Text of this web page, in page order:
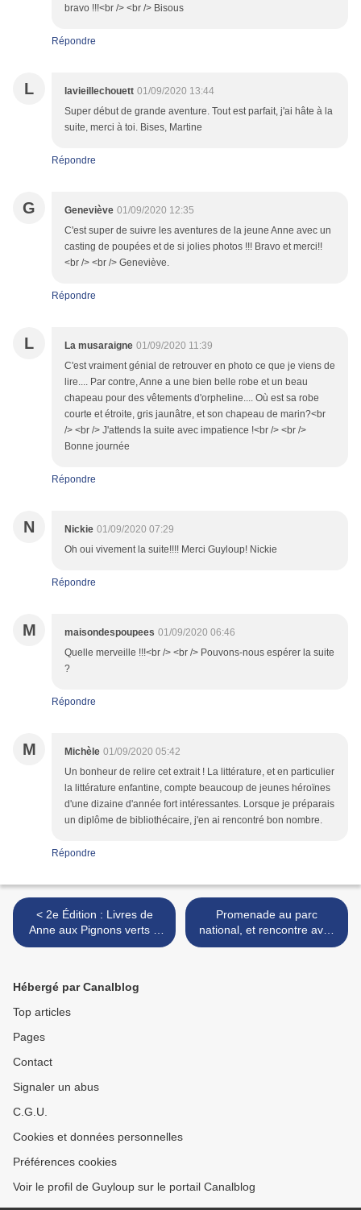
bravo !!!<br /> <br /> Bisous
Répondre
L lavieillechouett 01/09/2020 13:44
Super début de grande aventure. Tout est parfait, j'ai hâte à la
suite, merci à toi. Bises, Martine
Répondre
G Geneviève 01/09/2020 12:35
C'est super de suivre les aventures de la jeune Anne avec un
casting de poupées et de si jolies photos !!! Bravo et merci!!
<br /> <br /> Geneviève.
Répondre
L La musaraigne 01/09/2020 11:39
C'est vraiment génial de retrouver en photo ce que je viens de
lire.... Par contre, Anne a une bien belle robe et un beau
chapeau pour des vêtements d'orpheline.... Où est sa robe
courte et étroite, gris jaunâtre, et son chapeau de marin?<br
/> <br /> J'attends la suite avec impatience !<br /> <br />
Bonne journée
Répondre
N Nickie 01/09/2020 07:29
Oh oui vivement la suite!!!! Merci Guyloup! Nickie
Répondre
M maisondespoupees 01/09/2020 06:46
Quelle merveille !!!<br /> <br /> Pouvons-nous espérer la suite
?
Répondre
M Michèle 01/09/2020 05:42
Un bonheur de relire cet extrait ! La littérature, et en particulier
la littérature enfantine, compte beaucoup de jeunes héroïnes
d'une dizaine d'année fort intéressantes. Lorsque je préparais
un diplôme de bibliothécaire, j'en ai rencontré bon nombre.
Répondre
< 2e Édition : Livres de
Anne aux Pignons verts +
Petite Maison dans la
Promenade au parc
national, et rencontre avec
Fifi Brinpasdacier >
Hébergé par Canalblog
Top articles
Pages
Contact
Signaler un abus
C.G.U.
Cookies et données personnelles
Préférences cookies
Voir le profil de Guyloup sur le portail Canalblog